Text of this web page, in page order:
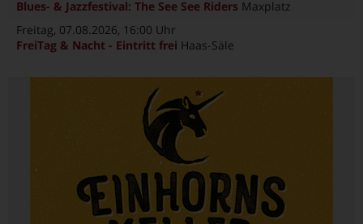
Blues- & Jazzfestival: The See See Riders Maxplatz
Freitag, 07.08.2026, 16:00 Uhr
FreiTag & Nacht - Eintritt frei Haas-Säle